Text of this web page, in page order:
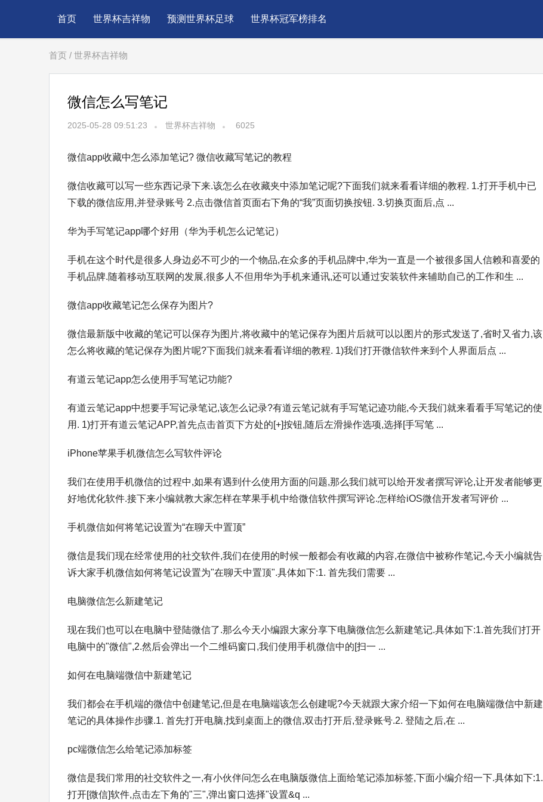
首页 世界杯吉祥物 预测世界杯足球 世界杯冠军榜排名
首页 / 世界杯吉祥物
微信怎么写笔记
2025-05-28 09:51:23 世界杯吉祥物 6025
微信app收藏中怎么添加笔记? 微信收藏写笔记的教程
微信收藏可以写一些东西记录下来.该怎么在收藏夹中添加笔记呢?下面我们就来看看详细的教程. 1.打开手机中已
下载的微信应用,并登录账号 2.点击微信首页面右下角的“我”页面切换按钮. 3.切换页面后,点 ...
华为手写笔记app哪个好用（华为手机怎么记笔记）
手机在这个时代是很多人身边必不可少的一个物品,在众多的手机品牌中,华为一直是一个被很多国人信赖和喜爱的
手机品牌.随着移动互联网的发展,很多人不但用华为手机来通讯,还可以通过安装软件来辅助自己的工作和生 ...
微信app收藏笔记怎么保存为图片?
微信最新版中收藏的笔记可以保存为图片,将收藏中的笔记保存为图片后就可以以图片的形式发送了,省时又省力,该
怎么将收藏的笔记保存为图片呢?下面我们就来看看详细的教程. 1)我们打开微信软件来到个人界面后点 ...
有道云笔记app怎么使用手写笔记功能?
有道云笔记app中想要手写记录笔记,该怎么记录?有道云笔记就有手写笔记迹功能,今天我们就来看看手写笔记的使
用. 1)打开有道云笔记APP,首先点击首页下方处的[+]按钮,随后左滑操作选项,选择[手写笔 ...
iPhone苹果手机微信怎么写软件评论
我们在使用手机微信的过程中,如果有遇到什么使用方面的问题,那么我们就可以给开发者撰写评论,让开发者能够更
好地优化软件.接下来小编就教大家怎样在苹果手机中给微信软件撰写评论.怎样给iOS微信开发者写评价 ...
手机微信如何将笔记设置为“在聊天中置顶”
微信是我们现在经常使用的社交软件,我们在使用的时候一般都会有收藏的内容,在微信中被称作笔记,今天小编就告
诉大家手机微信如何将笔记设置为"在聊天中置顶".具体如下:1. 首先我们需要 ...
电脑微信怎么新建笔记
现在我们也可以在电脑中登陆微信了.那么今天小编跟大家分享下电脑微信怎么新建笔记.具体如下:1.首先我们打开
电脑中的"微信",2.然后会弹出一个二维码窗口,我们使用手机微信中的[扫一 ...
如何在电脑端微信中新建笔记
我们都会在手机端的微信中创建笔记,但是在电脑端该怎么创建呢?今天就跟大家介绍一下如何在电脑端微信中新建
笔记的具体操作步骤.1. 首先打开电脑,找到桌面上的微信,双击打开后,登录账号.2. 登陆之后,在 ...
pc端微信怎么给笔记添加标签
微信是我们常用的社交软件之一,有小伙伴问怎么在电脑版微信上面给笔记添加标签,下面小编介绍一下.具体如下:1.
打开[微信]软件,点击左下角的"三",弹出窗口选择"设置&q ...